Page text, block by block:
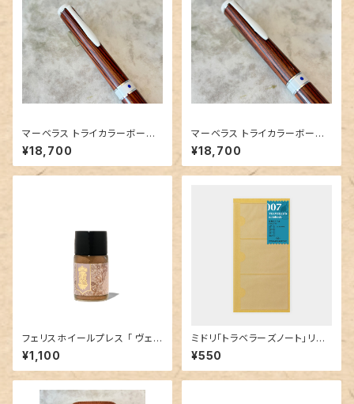
マーベラス トライカラーボール
ペン【キングウッド 】③
¥18,700
マーベラス トライカラーボール
ペン【キングウッド 】②
¥18,700
フェリスホイールプレス 「 ヴェ
ールオブシャンティリー (HAPPI
LY EVER AFTER COLLECTI
ON）」／10mlインク／ラメ入り
¥1,100
ミドリ「トラベラーズノート」リフ
ィル 007 名刺ファイル
¥550